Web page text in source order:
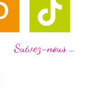
Suivez-nous …